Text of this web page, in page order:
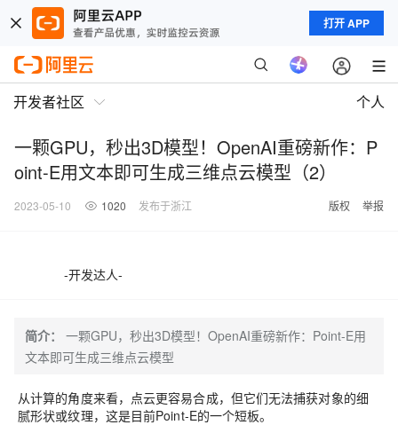
打开 APP
开发者社区 个人
一颗GPU，秒出3D模型！OpenAI重磅新作：P
oint-E用文本即可生成三维点云模型（2）
2023-05-10 1020 发布于浙江 版权 举报
-开发达人-
简介：
一颗GPU，秒出3D模型！OpenAI重磅新作：Point-E用
文本即可生成三维点云模型
从计算的角度来看，点云更容易合成，但它们无法捕获对象的细
腻形状或纹理，这是目前Point-E的一个短板。